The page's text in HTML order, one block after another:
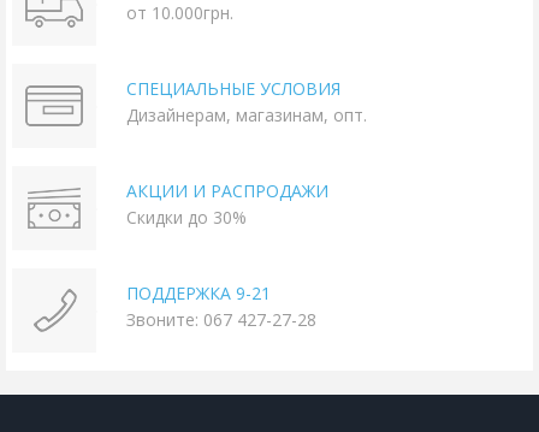
от 10.000грн.
СПЕЦИАЛЬНЫЕ УСЛОВИЯ
Дизайнерам, магазинам, опт.
АКЦИИ И РАСПРОДАЖИ
Скидки до 30%
ПОДДЕРЖКА 9-21
Звоните: 067 427-27-28